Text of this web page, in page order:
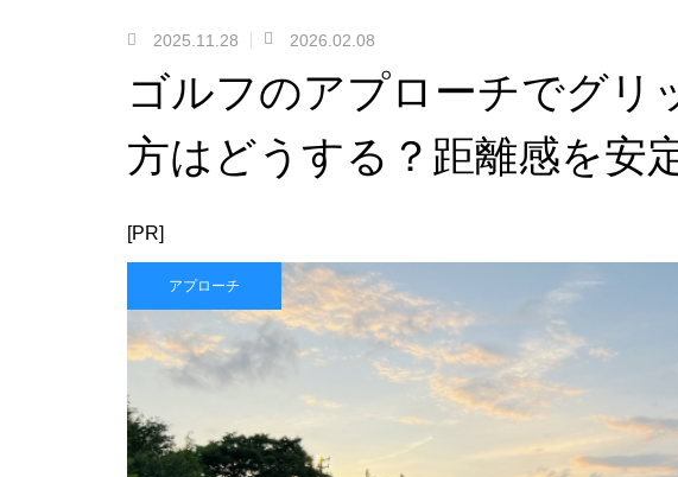
2025.11.28 2026.02.08
ゴルフのアプローチでグリ
方はどうする？距離感を安
[PR]
アプローチ